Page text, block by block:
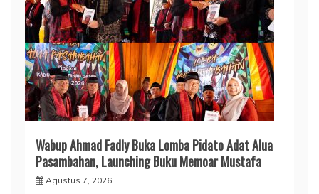
Wabup Ahmad Fadly Buka Lomba Pidato Adat Alua
Pasambahan, Launching Buku Memoar Mustafa
Agustus 7, 2026